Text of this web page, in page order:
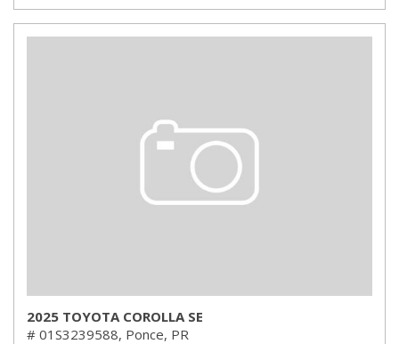
2025 TOYOTA COROLLA SE
# 01S3239588, Ponce, PR